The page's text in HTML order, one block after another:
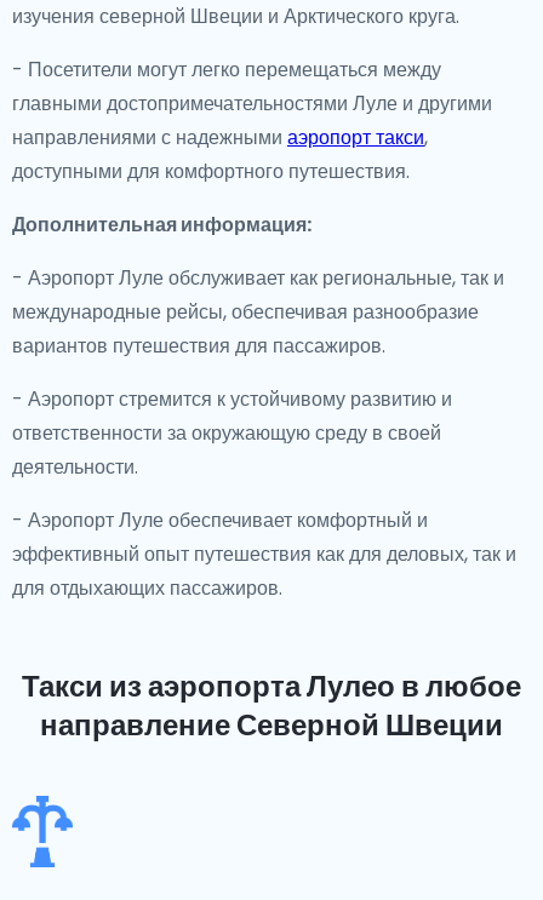
изучения северной Швеции и Арктического круга.
- Посетители могут легко перемещаться между
главными достопримечательностями Луле и другими
направлениями с надежными аэропорт такси,
доступными для комфортного путешествия.
Дополнительная информация:
- Аэропорт Луле обслуживает как региональные, так и
международные рейсы, обеспечивая разнообразие
вариантов путешествия для пассажиров.
- Аэропорт стремится к устойчивому развитию и
ответственности за окружающую среду в своей
деятельности.
- Аэропорт Луле обеспечивает комфортный и
эффективный опыт путешествия как для деловых, так и
для отдыхающих пассажиров.
Такси из аэропорта Лулео в любое
направление Северной Швеции